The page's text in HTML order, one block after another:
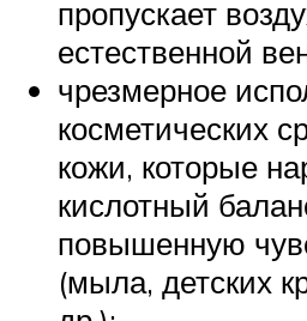
пропускает
естественной
чрезмерное
косметических
кожи, которые
кислотный
повышенную
(мыла, детских